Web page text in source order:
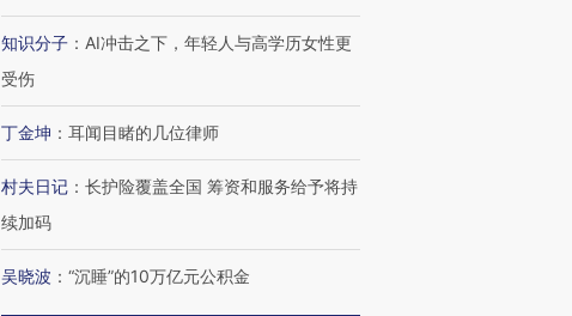
知识分子 ： AI冲击之下，年轻人与高学历女性更
受伤
丁金坤 ： 耳闻目睹的几位律师
村夫日记 ： 长护险覆盖全国 筹资和服务给予将持
续加码
吴晓波 ： “沉睡”的10万亿元公积金